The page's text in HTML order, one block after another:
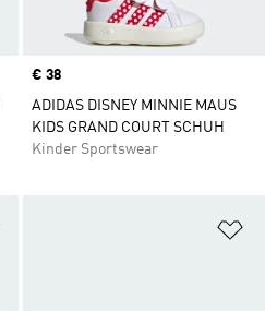
Price
€ 38
ADIDAS DISNEY MINNIE MAUS
KIDS GRAND COURT SCHUH
Kinder Sportswear